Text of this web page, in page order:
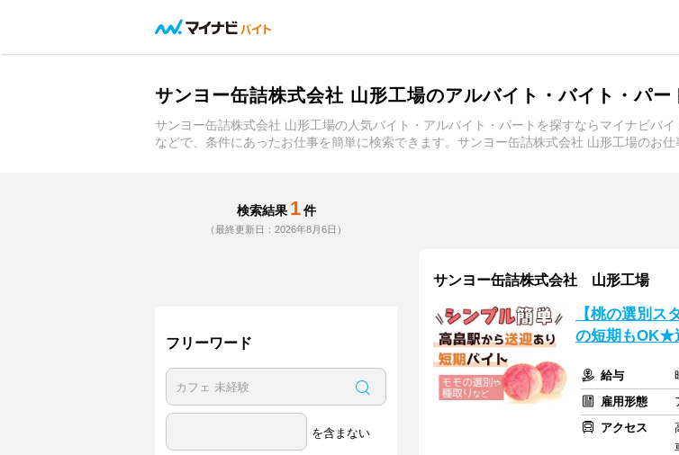
サンヨー缶詰株式会社 山形工場のアルバイト・バイト・パー
サンヨー缶詰株式会社 山形工場の人気バイト・アルバイト・パートを探すならマイナビバ
などで、条件にあったお仕事を簡単に検索できます。サンヨー缶詰株式会社 山形工場のお仕
検索結果 1 件
（最終更新日：2026年8月6日）
フリーワード
を含まない
サンヨー缶詰株式会社 山形工場
【桃の選別
の短期もOK★
給与
雇用形態
アクセス